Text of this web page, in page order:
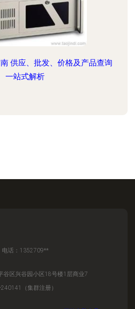
供应、批发、价格及产品查询
一站式解析
电话：1352709**
谷区兴谷园小区18号楼1层商业7
240141（集群注册）